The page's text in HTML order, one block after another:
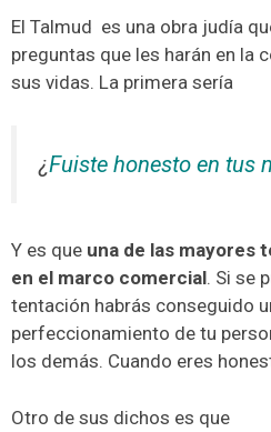
El Talmud es una obra judía
preguntas que les harán en la
sus vidas. La primera sería
¿Fuiste honesto en tus
Y es que una de las mayores
en el marco comercial. Si se
tentación habrás conseguido
perfeccionamiento de tu
los demás. Cuando eres
Otro de sus dichos es que